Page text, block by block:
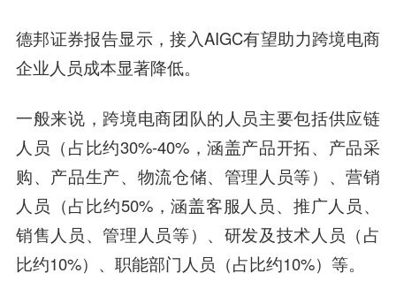
德邦证券报告显示，接入AIGC有望助力跨境电商
企业人员成本显著降低。
一般来说，跨境电商团队的人员主要包括供应链
人员（占比约30%-40%，涵盖产品开拓、产品采
购、产品生产、物流仓储、管理人员等）、营销
人员（占比约50%，涵盖客服人员、推广人员、
销售人员、管理人员等）、研发及技术人员（占
比约10%）、职能部门人员（占比约10%）等。